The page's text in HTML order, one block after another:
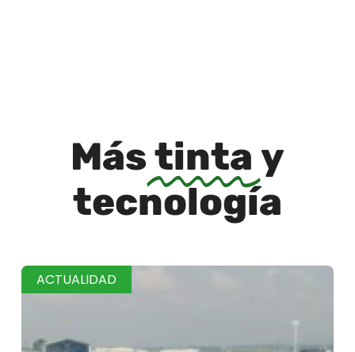
Mástinta y
tecnología
ACTUALIDAD